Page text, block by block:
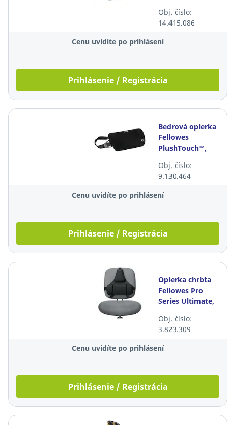
Obj. číslo:
14.415.086
Cenu uvidíte po prihlásení
Prihlásenie / Registrácia
Bedrová opierka
Fellowes
PlushTouch™,
Obj. číslo:
9.130.464
Cenu uvidíte po prihlásení
Prihlásenie / Registrácia
Opierka chrbta
Fellowes Pro
Series Ultimate,
Obj. číslo:
3.823.309
Cenu uvidíte po prihlásení
Prihlásenie / Registrácia